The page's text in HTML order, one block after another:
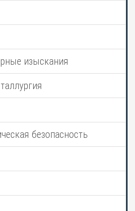
изыскания
безопасность